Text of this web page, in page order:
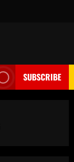
SUBSCRIBE